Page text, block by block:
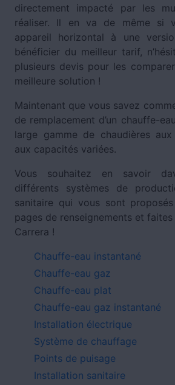
directement impacté par les
réaliser. Il en va de même si
appareil horizontal à une
bénéficier du meilleur tarif,
plusieurs devis pour les
meilleure solution !
Maintenant que vous savez
de remplacement d’un chauffe-
large gamme de chaudières
aux capacités variées.
Vous souhaitez en savoir
différents systèmes de
sanitaire qui vous sont
pages de renseignements et
Carrera !
Chauffe-eau instantané
Chauffe-eau gaz
Chauffe-eau plat
Chauffe-eau gaz instantané
Installation électrique
Système de chauffage
Points de puisage
Installation sanitaire